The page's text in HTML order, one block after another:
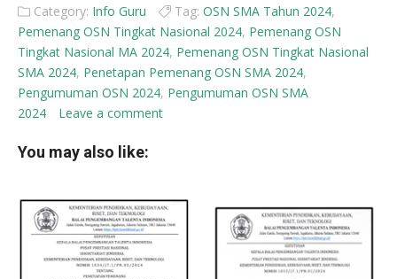
Category: Info Guru Tag: OSN SMA Tahun 2024,
Pemenang OSN Tingkat Nasional 2024, Pemenang OSN
Tingkat Nasional MA 2024, Pemenang OSN Tingkat Nasional
SMA 2024, Penetapan Pemenang OSN SMA 2024,
Pengumuman OSN 2024, Pengumuman OSN SMA
2024
Leave a comment
You may also like: